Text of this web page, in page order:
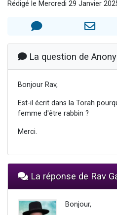
12 nouvelles
Rédigé le Mercredi 29 Janvier
La question de
Bonjour Rav,
Est-il écrit dans la Torah
femme d'être rabbin ?
Merci.
La réponse de Rav
Bonjour,